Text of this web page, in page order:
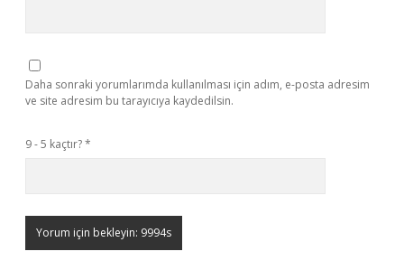
Daha sonraki yorumlarımda kullanılması için adım, e-posta adresim
ve site adresim bu tarayıcıya kaydedilsin.
9 - 5 kaçtır?*